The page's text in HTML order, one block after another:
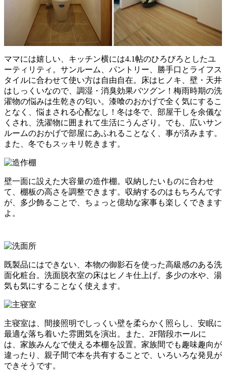
ママには嬉しい、キッチン横には4.1帖のひろびろとしたユ
ーティリティ。サンルーム、パントリー、勝手口とライフス
タイルに合わせて使い方は自由自在。床はヒノキ、壁・天井
はしっくいなので、調湿・消臭効果バツグン！梅雨時期の洗
濯物の悩みは生乾きの匂い。漆喰のおかげで全く気にするこ
となく、悩まされる心配なし！冬は冬で、部屋干しを余儀な
くされ、洗濯物に囲まれて生活にうんざり。でも、広いサン
ルームのおかげで部屋にあふれることなく、事が済みます。
また、冬でもスッキリ乾きます。
壁一面に設えた大容量の造作棚。収納したいものに合わせ
て、棚板の高さを調整できます。収納するのはもちろんです
が、多少飾ることで、ちょっと億劫な家事も楽しくできます
よ。
既製品にはできない、本物の御影石を使った高級感のある洗
面化粧台。洗面脱衣室の床はヒノキ仕上げ。多少の水や、湯
気も気にすることなく使えます。
主寝室は、間接照明でしっくい壁を柔らかく照らし、安眠に
最適な落ち着いた雰囲気を演出。また、2F階段ホールに
は、家族みんなで使える本棚を設置。家族間でも趣味趣向が
違ったり、親子間で本を共有することで、いろいろな発見が
できそうです。